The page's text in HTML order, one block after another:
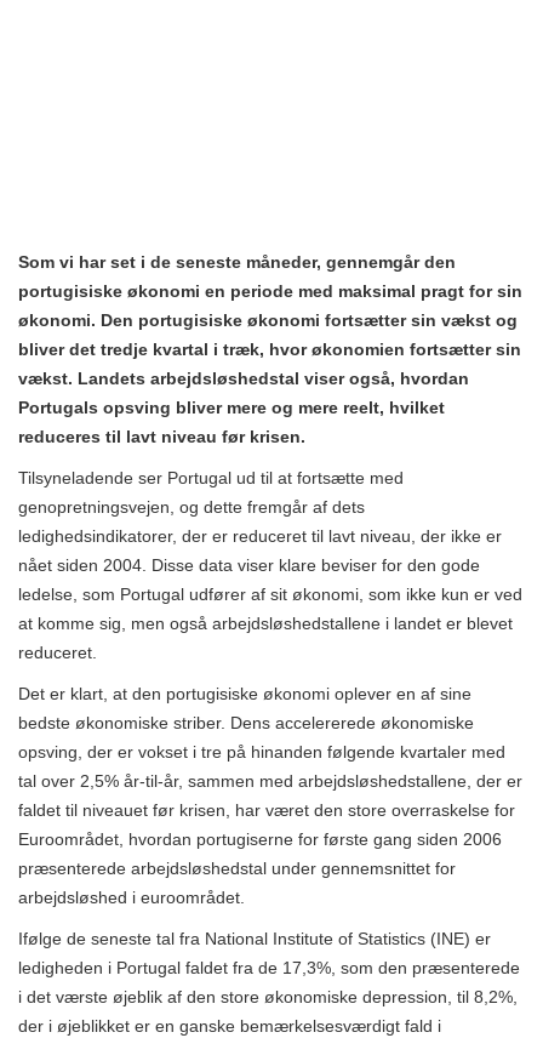
Som vi har set i de seneste måneder, gennemgår den
portugisiske økonomi en periode med maksimal pragt for sin
økonomi. Den portugisiske økonomi fortsætter sin vækst og
bliver det tredje kvartal i træk, hvor økonomien fortsætter sin
vækst. Landets arbejdsløshedstal viser også, hvordan
Portugals opsving bliver mere og mere reelt, hvilket
reduceres til lavt niveau før krisen.
Tilsyneladende ser Portugal ud til at fortsætte med
genopretningsvejen, og dette fremgår af dets
ledighedsindikatorer, der er reduceret til lavt niveau, der ikke er
nået siden 2004. Disse data viser klare beviser for den gode
ledelse, som Portugal udfører af sit økonomi, som ikke kun er ved
at komme sig, men også arbejdsløshedstallene i landet er blevet
reduceret.
Det er klart, at den portugisiske økonomi oplever en af ​​sine
bedste økonomiske striber. Dens accelererede økonomiske
opsving, der er vokset i tre på hinanden følgende kvartaler med
tal over 2,5% år-til-år, sammen med arbejdsløshedstallene, der er
faldet til niveauet før krisen, har været den store overraskelse for
Euroområdet, hvordan portugiserne for første gang siden 2006
præsenterede arbejdsløshedstal under gennemsnittet for
arbejdsløshed i euroområdet.
Ifølge de seneste tal fra National Institute of Statistics (INE) er
ledigheden i Portugal faldet fra de 17,3%, som den præsenterede
i det værste øjeblik af den store økonomiske depression, til 8,2%,
der i øjeblikket er en ganske bemærkelsesværdigt fald i